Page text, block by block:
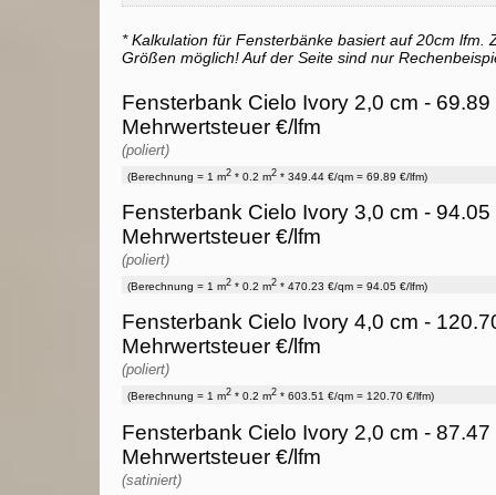
* Kalkulation für Fensterbänke basiert auf 20cm lfm.
Größen möglich! Auf der Seite sind nur
Fensterbank Cielo Ivory 2,0 cm - 69.89
Mehrwertsteuer €/lfm
(poliert)
(Berechnung = 1 m2 * 0.2 m2 * 349.44 €/qm = 69.89 €/lfm)
Fensterbank Cielo Ivory 3,0 cm - 94.05
Mehrwertsteuer €/lfm
(poliert)
(Berechnung = 1 m2 * 0.2 m2 * 470.23 €/qm = 94.05 €/lfm)
Fensterbank Cielo Ivory 4,0 cm -
Mehrwertsteuer €/lfm
(poliert)
(Berechnung = 1 m2 * 0.2 m2 * 603.51 €/qm = 120.70 €/lfm)
Fensterbank Cielo Ivory 2,0 cm - 87.47
Mehrwertsteuer €/lfm
(satiniert)